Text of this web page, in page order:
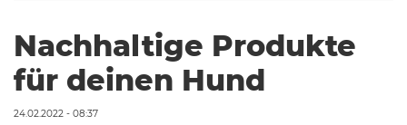
Nachhaltige Produkte
für deinen Hund
24.02.2022 - 08:37